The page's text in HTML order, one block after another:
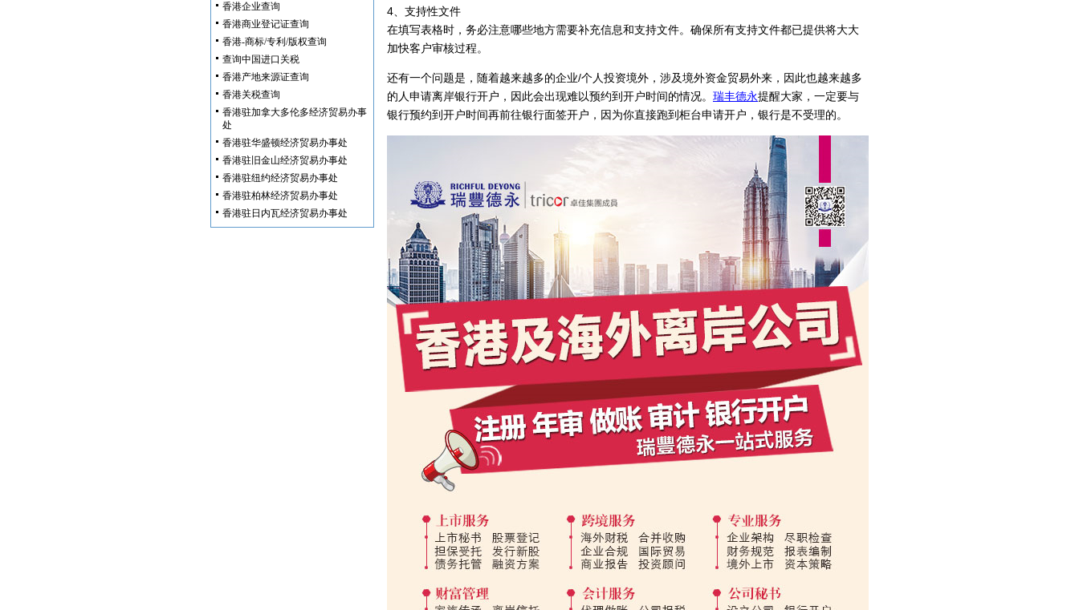
香港企业查询
香港商业登记证查询
香港-商标/专利/版权查询
查询中国进口关税
香港产地来源证查询
香港关税查询
香港驻加拿大多伦多经济贸易办事
处
香港驻华盛顿经济贸易办事处
香港驻旧金山经济贸易办事处
香港驻纽约经济贸易办事处
香港驻柏林经济贸易办事处
香港驻日内瓦经济贸易办事处
4、支持性文件
在填写表格时，务必注意哪些地方需要补充信息和支持文件。确保所有支持文件都已提供将大大
加快客户审核过程。
还有一个问题是，随着越来越多的企业/个人投资境外，涉及境外资金贸易外来，因此也越来越多
的人申请离岸银行开户，因此会出现难以预约到开户时间的情况。 瑞丰德永提醒大家，一定要与
银行预约到开户时间再前往银行面签开户，因为你直接跑到柜台申请开户，银行是不受理的。